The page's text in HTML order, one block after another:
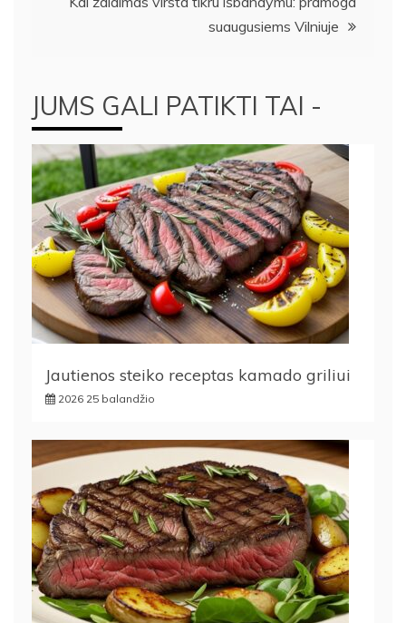
suaugusiems Vilniuje
JUMS GALI PATIKTI TAI -
Jautienos steiko receptas kamado griliui
2026 25 balandžio